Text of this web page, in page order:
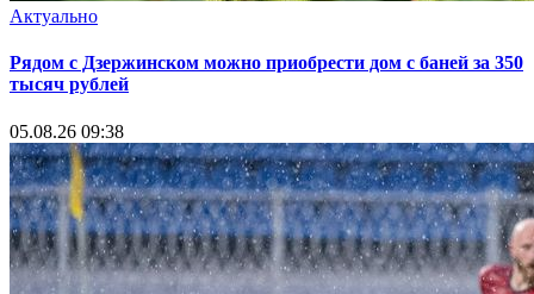
Актуально
Рядом с Дзержинском можно приобрести дом с баней за 350
тысяч рублей
05.08.26 09:38